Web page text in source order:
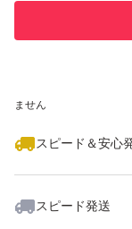
・永続利用（認
発送
お支払い後、速
・インストール
ません
スピード＆安心
スピード発送